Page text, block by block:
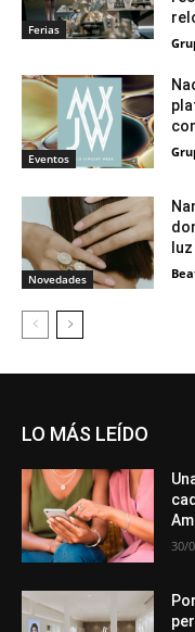
Ferias
Eventos
Novedades
LO MÁS LEÍDO
30/